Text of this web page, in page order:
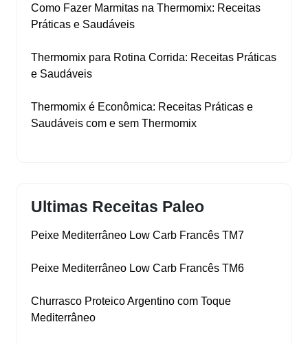
Como Fazer Marmitas na Thermomix: Receitas
Práticas e Saudáveis
Thermomix para Rotina Corrida: Receitas Práticas
e Saudáveis
Thermomix é Econômica: Receitas Práticas e
Saudáveis com e sem Thermomix
Ultimas Receitas Paleo
Peixe Mediterrâneo Low Carb Francês TM7
Peixe Mediterrâneo Low Carb Francês TM6
Churrasco Proteico Argentino com Toque
Mediterrâneo